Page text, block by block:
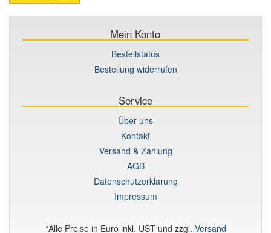
Mein Konto
Bestellstatus
Bestellung widerrufen
Service
Über uns
Kontakt
Versand & Zahlung
AGB
Datenschutzerklärung
Impressum
*Alle Preise in Euro inkl. UST und zzgl. Versand